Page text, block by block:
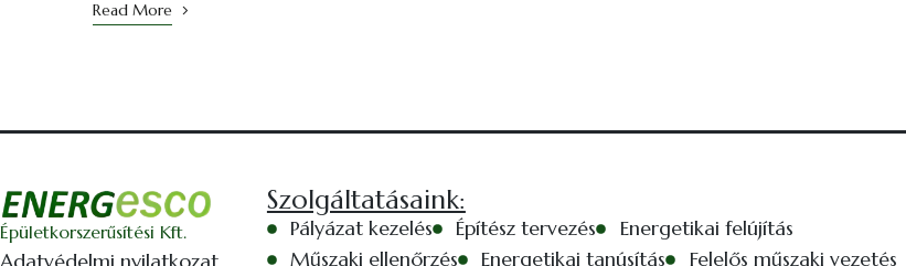
Read More
Épületkorszerűsítési Kft.
Adatvédelmi nyilatkozat
Szolgáltatásaink:
Pályázat kezelés Építész tervezés
Energetikai felújítás
Műszaki ellenőrzés
Energetikai tanúsítás Felelős műszaki vezetés